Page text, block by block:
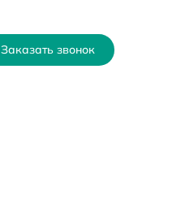
Заказать звонок